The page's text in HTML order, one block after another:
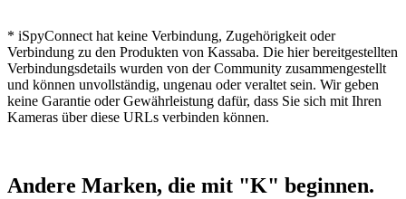
* iSpyConnect hat keine Verbindung, Zugehörigkeit oder
Verbindung zu den Produkten von Kassaba. Die hier bereitgestellten
Verbindungsdetails wurden von der Community zusammengestellt
und können unvollständig, ungenau oder veraltet sein. Wir geben
keine Garantie oder Gewährleistung dafür, dass Sie sich mit Ihren
Kameras über diese URLs verbinden können.
Andere Marken, die mit "K" beginnen.